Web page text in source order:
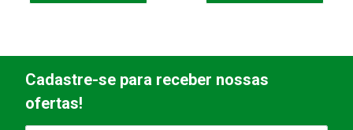
Cadastre-se para receber nossas
ofertas!